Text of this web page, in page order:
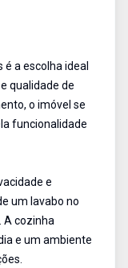
a escolha ideal
qualidade de
o imóvel se
funcionalidade
e
um lavabo no
A cozinha
e um ambiente